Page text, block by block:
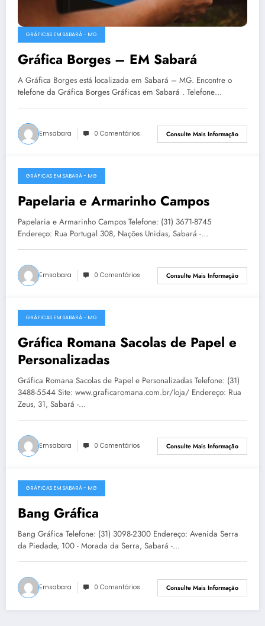
GRÁFICAS EM SABARÁ - MG
Gráfica Borges – EM Sabará
A Gráfica Borges está localizada em Sabará – MG. Encontre o
telefone da Gráfica Borges Gráficas em Sabará . Telefone…
Emsabara 0 Comentários Consulte Mais Informação
27 de fevereiro de 2018
GRÁFICAS EM SABARÁ - MG
Papelaria e Armarinho Campos
Papelaria e Armarinho Campos Telefone: (31) 3671-8745
Endereço: Rua Portugal 308, Nações Unidas, Sabará -…
Emsabara 0 Comentários Consulte Mais Informação
13 de fevereiro de 2018
GRÁFICAS EM SABARÁ - MG
Gráfica Romana Sacolas de Papel e
Personalizadas
Gráfica Romana Sacolas de Papel e Personalizadas Telefone: (31)
3488-5544 Site: www.graficaromana.com.br/loja/ Endereço: Rua
Zeus, 31, Sabará -…
Emsabara 0 Comentários Consulte Mais Informação
13 de fevereiro de 2018
GRÁFICAS EM SABARÁ - MG
Bang Gráfica
Bang Gráfica Telefone: (31) 3098-2300 Endereço: Avenida Serra
da Piedade, 100 - Morada da Serra, Sabará -…
Emsabara 0 Comentários Consulte Mais Informação